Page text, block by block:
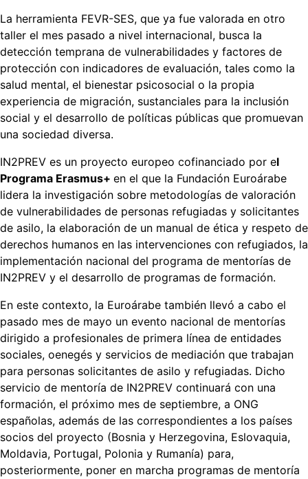
riesgo
de
personas
refugiadas
de
IN2PREV
La herramienta FEVR-SES, que ya fue valorada en otro
taller el mes pasado a nivel internacional, busca la
detección temprana de vulnerabilidades y factores de
protección con indicadores de evaluación, tales como la
salud mental, el bienestar psicosocial o la propia
experiencia de migración, sustanciales para la inclusión
social y el desarrollo de políticas públicas que promuevan
una sociedad diversa.
IN2PREV es un proyecto europeo cofinanciado por el
Programa Erasmus+ en el que la Fundación Euroárabe
lidera la investigación sobre metodologías de valoración
de vulnerabilidades de personas refugiadas y solicitantes
de asilo, la elaboración de un manual de ética y respeto de
derechos humanos en las intervenciones con refugiados, la
implementación nacional del programa de mentorías de
IN2PREV y el desarrollo de programas de formación.
En este contexto, la Euroárabe también llevó a cabo el
pasado mes de mayo un evento nacional de mentorías
dirigido a profesionales de primera línea de entidades
sociales, oenegés y servicios de mediación que trabajan
para personas solicitantes de asilo y refugiadas. Dicho
servicio de mentoría de IN2PREV continuará con una
formación, el próximo mes de septiembre, a ONG
españolas, además de las correspondientes a los países
socios del proyecto (Bosnia y Herzegovina, Eslovaquia,
Moldavia, Portugal, Polonia y Rumanía) para,
posteriormente, poner en marcha programas de mentoría